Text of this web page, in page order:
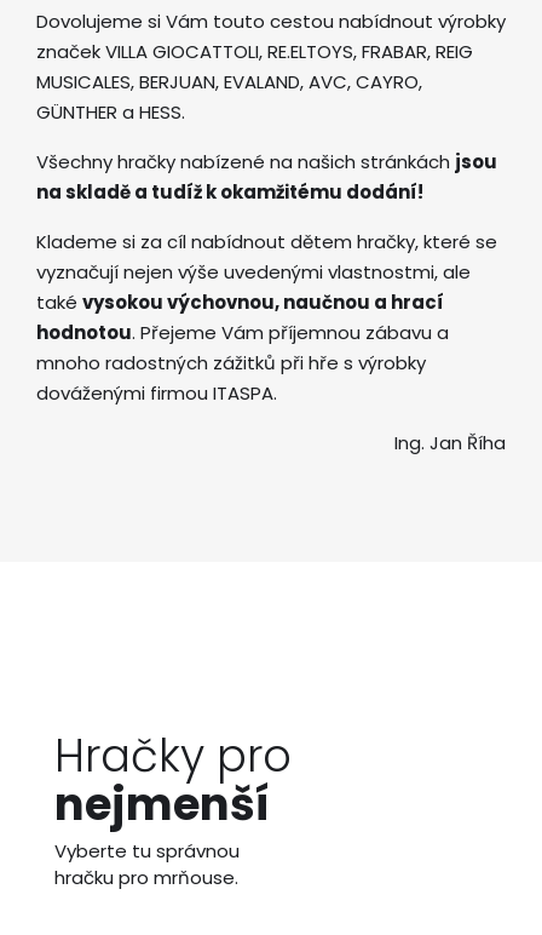
Dovolujeme si Vám touto cestou nabídnout výrobky
značek VILLA GIOCATTOLI, RE.ELTOYS, FRABAR, REIG
MUSICALES, BERJUAN, EVALAND, AVC, CAYRO,
GÜNTHER a HESS.
Všechny hračky nabízené na našich stránkách jsou
na skladě a tudíž k okamžitému dodání!
Klademe si za cíl nabídnout dětem hračky, které se
vyznačují nejen výše uvedenými vlastnostmi, ale
také vysokou výchovnou, naučnou a hrací
hodnotou. Přejeme Vám příjemnou zábavu a
mnoho radostných zážitků při hře s výrobky
dováženými firmou ITASPA.
Ing. Jan Říha
Hračky pro
nejmenší
Vyberte tu správnou
hračku pro mrňouse.